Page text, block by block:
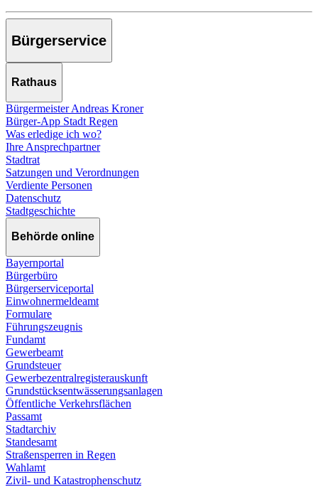
Bürgerservice
Rathaus
Bürgermeister Andreas Kroner
Bürger-App Stadt Regen
Was erledige ich wo?
Ihre Ansprechpartner
Stadtrat
Satzungen und Verordnungen
Verdiente Personen
Datenschutz
Stadtgeschichte
Behörde online
Bayernportal
Bürgerbüro
Bürgerserviceportal
Einwohnermeldeamt
Formulare
Führungszeugnis
Fundamt
Gewerbeamt
Grundsteuer
Gewerbezentralregisterauskunft
Grundstücksentwässerungsanlagen
Öffentliche Verkehrsflächen
Passamt
Stadtarchiv
Standesamt
Straßensperren in Regen
Wahlamt
Zivil- und Katastrophenschutz